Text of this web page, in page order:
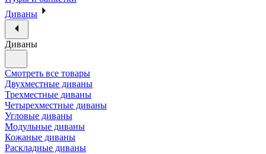
Диваны
Диваны
Смотреть все товары
Двухместные диваны
Трехместные диваны
Четырехместные диваны
Угловые диваны
Модульные диваны
Кожаные диваны
Раскладные диваны